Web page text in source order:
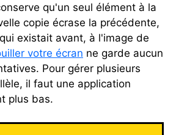
qu'un seul élément à la
copie écrase la précédente,
existait avant, à l'image de
votre écran ne garde aucun
Pour gérer plusieurs
il faut une application
plus bas.